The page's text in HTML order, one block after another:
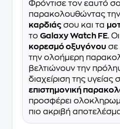
Φρόντισε τον εαυτό
παρακολουθώντας
καρδιάς σου και τα
το Galaxy Watch FE.
κορεσμό οξυγόνου σε
την ολοήμερη
βελτιώνουν την
διαχείριση της υγείας
επιστημονική
προσφέρει
πιο ακριβή